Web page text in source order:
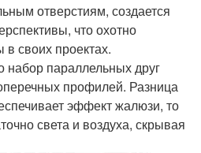
отверстиям, создается
что охотно
своих проектах.
набор параллельных друг
профилей. Разница
эффект жалюзи, то
света и воздуха, скрывая